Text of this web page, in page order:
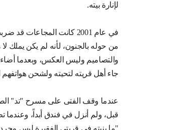
لإنارة بيته.
في عام 2001 كانت
من حوله بالجنون، لأنه لم يكن يملك لا
والتصاميم وليس العكس، وبعدما
جاء أهل قريته لتحيته ولشحن
عندما وقف الفتى على مسرح "تد"
قبل، ولم أنزل في فندق أبداً،
"ما بنيته في قريتي الفقيرة ليس مجرد